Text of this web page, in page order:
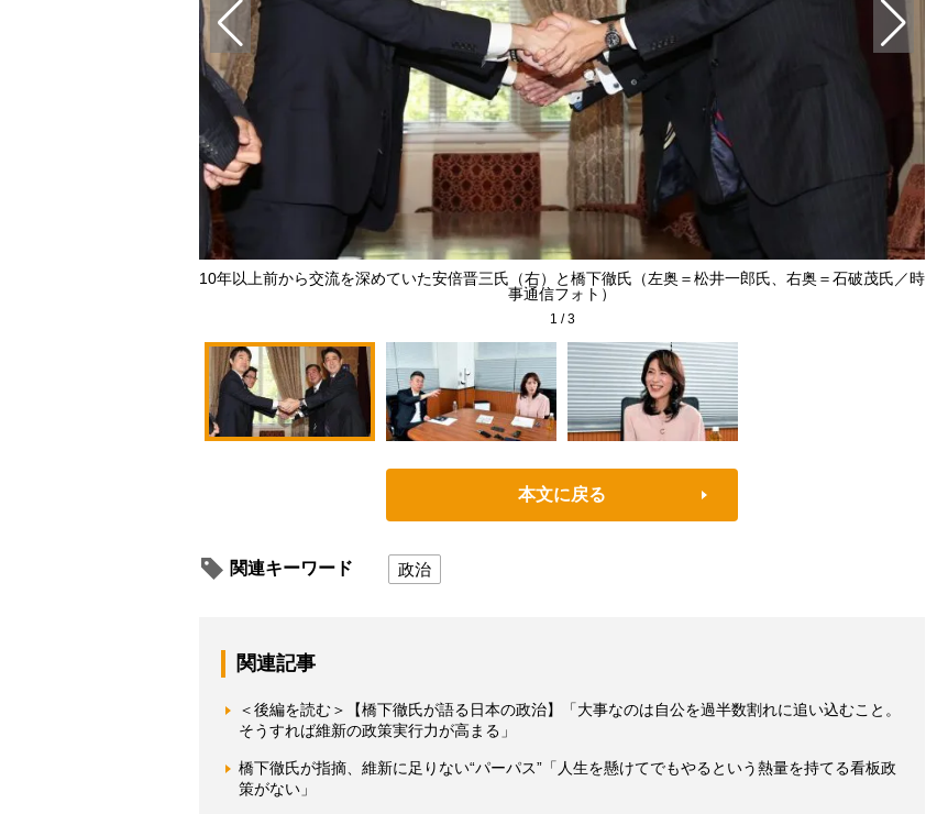
10年以上前から交流を深めていた安倍晋三氏（右）と橋下徹氏（左奥＝松井一郎氏、右奥＝石破茂氏／時
事通信フォト）
1 /3
本文に戻る
関連キーワード 政治
関連記事
＜後編を読む＞【橋下徹氏が語る日本の政治】「大事なのは自公を過半数割れに追い込むこと。
そうすれば維新の政策実行力が高まる」
橋下徹氏が指摘、維新に足りない“パーパス”「人生を懸けてでもやるという熱量を持てる看板政
策がない」